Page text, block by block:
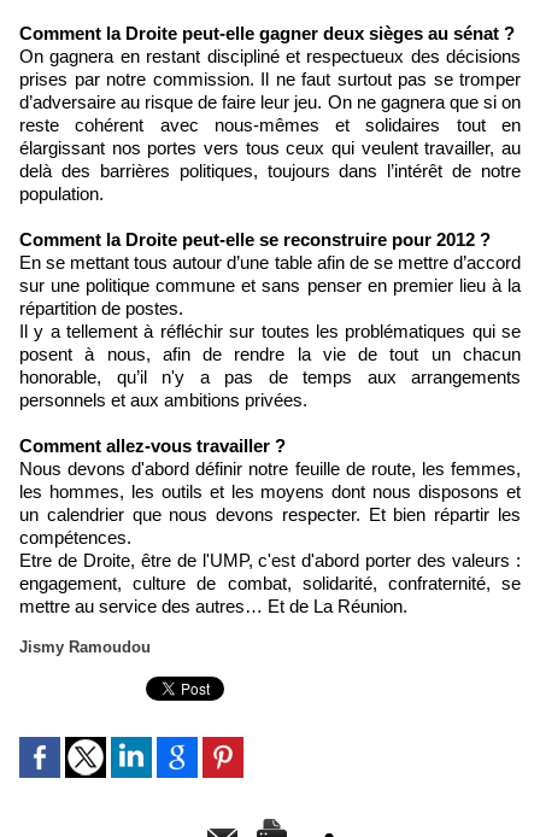
Comment la Droite peut-elle gagner deux sièges au sénat ?
On gagnera en restant discipliné et respectueux des décisions
prises par notre commission. Il ne faut surtout pas se tromper
d’adversaire au risque de faire leur jeu. On ne gagnera que si on
reste cohérent avec nous-mêmes et solidaires tout en
élargissant nos portes vers tous ceux qui veulent travailler, au
delà des barrières politiques, toujours dans l’intérêt de notre
population.
Comment la Droite peut-elle se reconstruire pour 2012 ?
En se mettant tous autour d’une table afin de se mettre d’accord
sur une politique commune et sans penser en premier lieu à la
répartition de postes.
Il y a tellement à réfléchir sur toutes les problématiques qui se
posent à nous, afin de rendre la vie de tout un chacun
honorable, qu’il n'y a pas de temps aux arrangements
personnels et aux ambitions privées.
Comment allez-vous travailler ?
Nous devons d'abord définir notre feuille de route, les femmes,
les hommes, les outils et les moyens dont nous disposons et
un calendrier que nous devons respecter. Et bien répartir les
compétences.
Etre de Droite, être de l'UMP, c'est d'abord porter des valeurs :
engagement, culture de combat, solidarité, confraternité, se
mettre au service des autres… Et de La Réunion.
Jismy Ramoudou